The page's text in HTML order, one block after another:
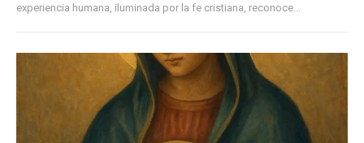
experiencia humana, iluminada por la fe cristiana, reconoce...